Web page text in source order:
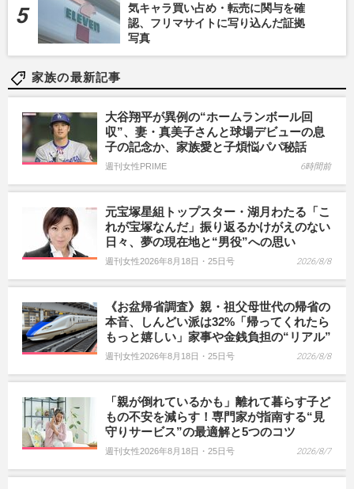
気キャラ買い占め・転売に関与を確
認、フリマサイトに写り込んだ証拠
写真
家族の最新記事
大谷翔平が異例の“ホームランボール回
収”、妻・真美子さんと球場デビューの息
子の記念か、家族愛と子煩悩パパ秘話
週刊女性PRIME 6時間前
元宝塚星組トップスター・湖月わたる「こ
れが宝塚なんだ」振り返るかけがえのない
日々、夢の現在地と“男役”への思い
週刊女性2026年8月18日・25日号 2026/8/8
《お盆帰省調査》親・祖父母世代の帰省の
本音、しんどい派は32%「帰ってくれたら
もっと嬉しい」家事や金銭負担の“リアル”
週刊女性2026年8月18日・25日号 2026/8/8
「親が倒れているかも」離れて暮らす子ど
もの不安を減らす！専門家が指南する“見
守りサービス”の最適解と5つのコツ
週刊女性2026年8月18日・25日号 2026/8/7